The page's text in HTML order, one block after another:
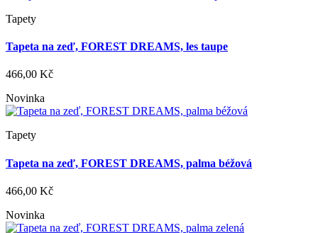
Tapety
Tapeta na zeď, FOREST DREAMS, les taupe
466,00 Kč
Novinka
Tapety
Tapeta na zeď, FOREST DREAMS, palma béžová
466,00 Kč
Novinka